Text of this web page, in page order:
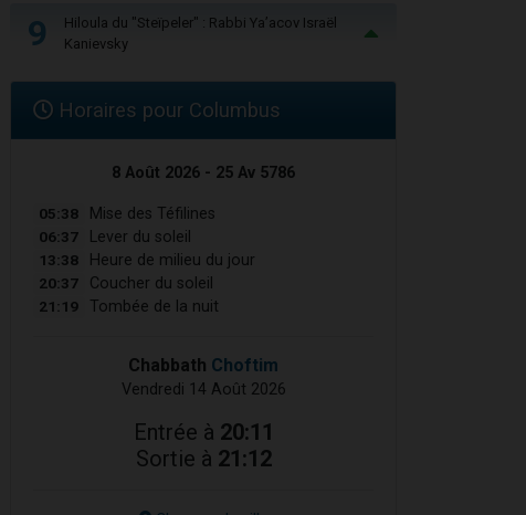
9
Hiloula du "Steïpeler" : Rabbi Ya’acov Israël
Kanievsky
Horaires pour Columbus
8 Août 2026 - 25 Av 5786
05:38 Mise des Téfilines
06:37 Lever du soleil
13:38 Heure de milieu du jour
20:37 Coucher du soleil
21:19 Tombée de la nuit
Chabbath Choftim
Vendredi 14 Août 2026
Entrée à 20:11
Sortie à 21:12